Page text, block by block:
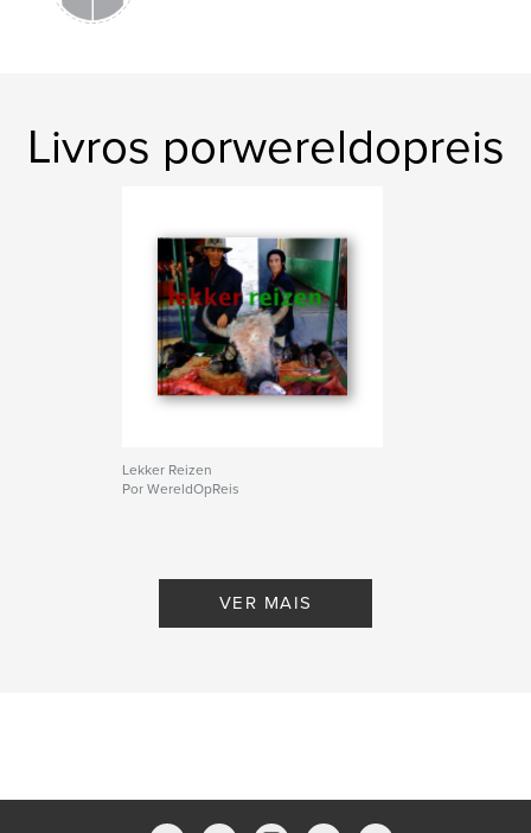
Livros porwereldopreis
Lekker Reizen
Por WereldOpReis
VER MAIS